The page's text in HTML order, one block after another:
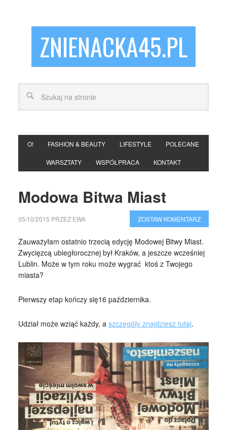
ZNIENACKA45.PL
O! FASHION & BEAUTY LIFESTYLE POLECANE
WARSZTATY WSPÓŁPRACA KONTAKT
Modowa Bitwa Miast
05/10/2015 PRZEZ EWA ZOSTAW KOMENTARZ
Zauważyłam ostatnio trzecią edycję Modowej Bitwy Miast.
Zwycięzcą ubiegłorocznej był Kraków, a jeszcze wcześniej
Lublin. Może w tym roku może wygrać ktoś z Twojego
miasta?
Pierwszy etap kończy się16 października.
Udział może wziąć każdy, a szczegóły znajdziesz tutaj.